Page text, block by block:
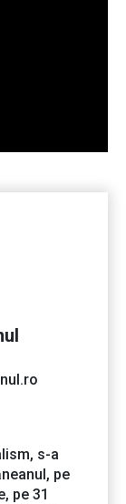
s-a
pe
pe 31